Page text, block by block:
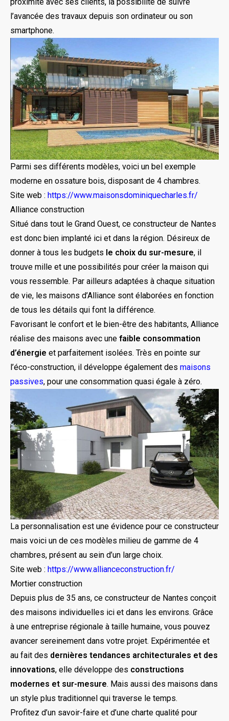
l’avancée des travaux depuis son ordinateur ou son
smartphone.
Parmi ses différents modèles, voici un bel exemple
moderne en ossature bois, disposant de 4 chambres.
Site web : https://www.maisonsdominiquecharles.fr/
Alliance construction
Situé dans tout le Grand Ouest, ce constructeur de Nantes
est donc bien implanté ici et dans la région. Désireux de
donner à tous les budgets le choix du sur-mesure, il
trouve mille et une possibilités pour créer la maison qui
vous ressemble. Par ailleurs adaptées à chaque situation
de vie, les maisons d’Alliance sont élaborées en fonction
de tous les détails qui font la différence.
Favorisant le confort et le bien-être des habitants, Alliance
réalise des maisons avec une faible consommation
d’énergie et parfaitement isolées. Très en pointe sur
l’éco-construction, il développe également des maisons
passives, pour une consommation quasi égale à zéro.
La personnalisation est une évidence pour ce constructeur
mais voici un de ces modèles milieu de gamme de 4
chambres, présent au sein d’un large choix.
Site web : https://www.allianceconstruction.fr/
Mortier construction
Depuis plus de 35 ans, ce constructeur de Nantes conçoit
des maisons individuelles ici et dans les environs. Grâce
à une entreprise régionale à taille humaine, vous pouvez
avancer sereinement dans votre projet. Expérimentée et
au fait des dernières tendances architecturales et des
innovations, elle développe des constructions
modernes et sur-mesure. Mais aussi des maisons dans
un style plus traditionnel qui traverse le temps.
Profitez d’un savoir-faire et d’une charte qualité pour